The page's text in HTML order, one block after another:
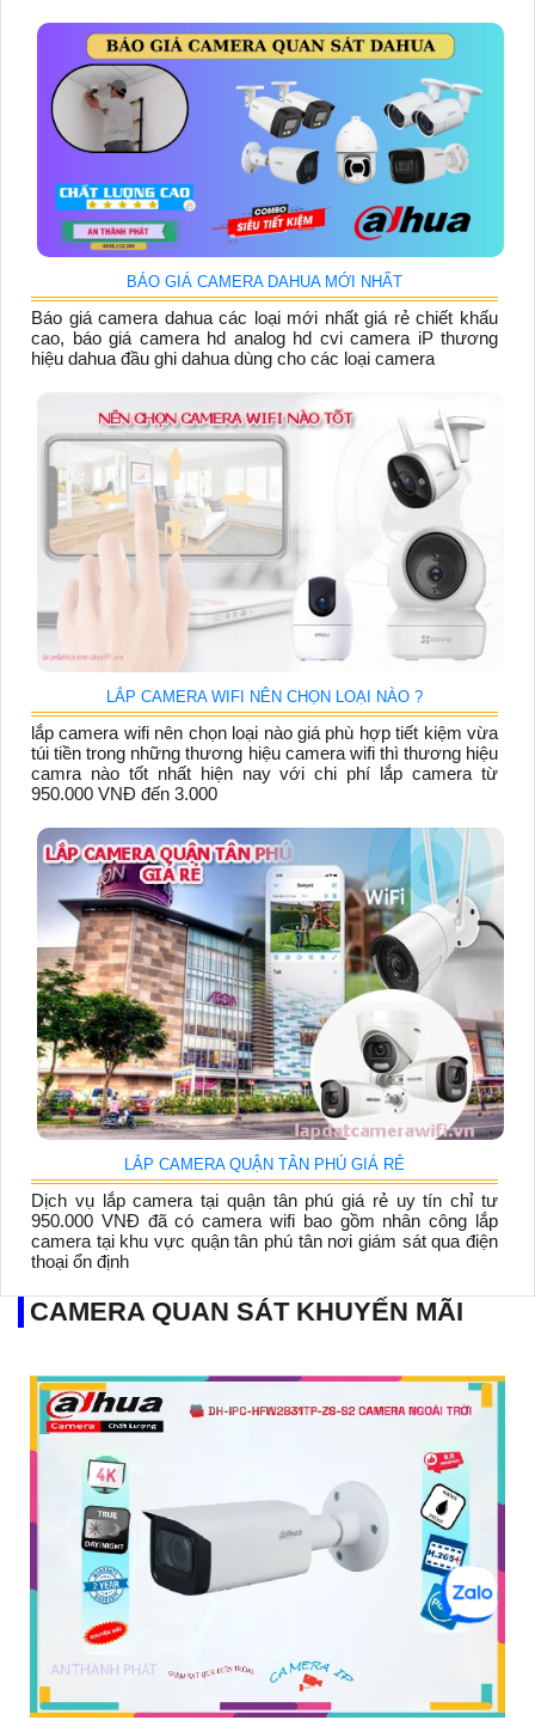
BÁO GIÁ CAMERA DAHUA MỚI NHẤT
Báo giá camera dahua các loại mới nhất giá rẻ chiết khấu
cao, báo giá camera hd analog hd cvi camera iP thương
hiệu dahua đầu ghi dahua dùng cho các loại camera
LẮP CAMERA WIFI NÊN CHỌN LOẠI NÀO ?
lắp camera wifi nên chọn loại nào giá phù hợp tiết kiệm vừa
túi tiền trong những thương hiệu camera wifi thì thương hiệu
camra nào tốt nhất hiện nay với chi phí lắp camera từ
950.000 VNĐ đến 3.000
LẮP CAMERA QUẬN TÂN PHÚ GIÁ RẺ
Dịch vụ lắp camera tại quận tân phú giá rẻ uy tín chỉ tư
950.000 VNĐ đã có camera wifi bao gồm nhân công lắp
camera tại khu vực quận tân phú tân nơi giám sát qua điện
thoại ổn định
CAMERA QUAN SÁT KHUYẾN MÃI